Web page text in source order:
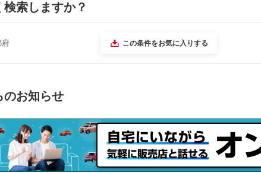
索しますか？
府 この条件をお気に入りする
のお知らせ